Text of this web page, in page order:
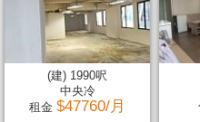
(建) 1990呎
中央冷
租金 $47760/月